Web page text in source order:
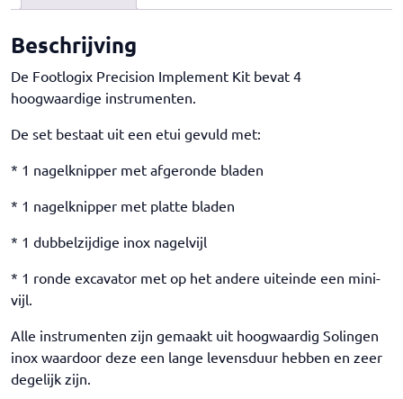
Beschrijving
De Footlogix Precision Implement Kit bevat 4
hoogwaardige instrumenten.
De set bestaat uit een etui gevuld met:
* 1 nagelknipper met afgeronde bladen
* 1 nagelknipper met platte bladen
* 1 dubbelzijdige inox nagelvijl
* 1 ronde excavator met op het andere uiteinde een mini-
vijl.
Alle instrumenten zijn gemaakt uit hoogwaardig Solingen
inox waardoor deze een lange levensduur hebben en zeer
degelijk zijn.